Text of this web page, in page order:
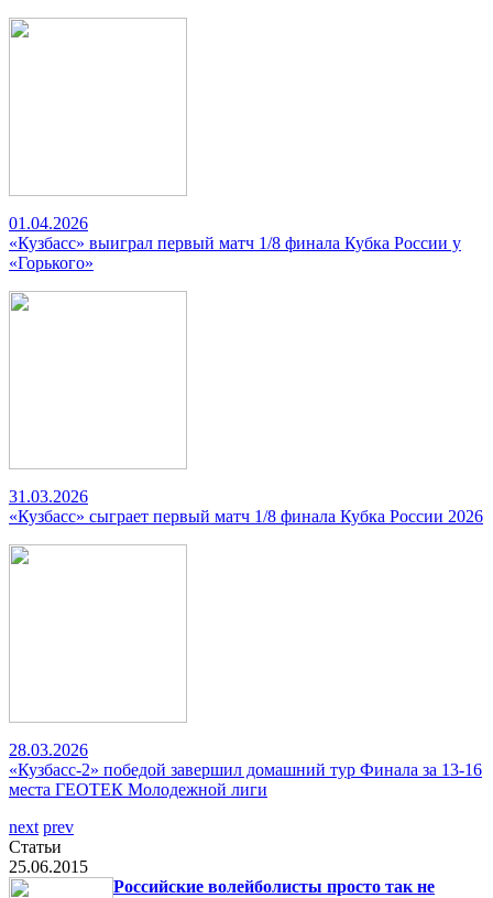
01.04.2026
«Кузбасс» выиграл первый матч 1/8 финала Кубка России у
«Горького»
31.03.2026
«Кузбасс» сыграет первый матч 1/8 финала Кубка России 2026
28.03.2026
«Кузбасс-2» победой завершил домашний тур Финала за 13-16
места ГЕОТЕК Молодежной лиги
next prev
Статьи
25.06.2015
Российские волейболисты просто так не